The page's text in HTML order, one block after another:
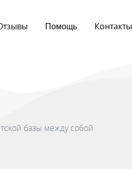
Помощь Контакты
базы между собой